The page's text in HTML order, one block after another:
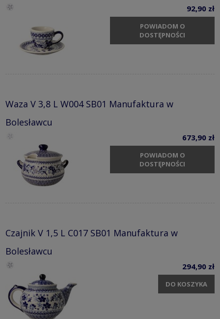
92,90 zł
POWIADOM O
DOSTĘPNOŚCI
Waza V 3,8 L W004 SB01 Manufaktura w
Bolesławcu
673,90 zł
POWIADOM O
DOSTĘPNOŚCI
Czajnik V 1,5 L C017 SB01 Manufaktura w
Bolesławcu
294,90 zł
DO KOSZYKA